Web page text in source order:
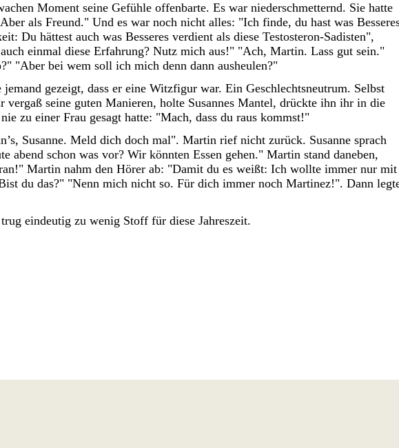
Moment seine Gefühle offenbarte. Es war niederschmetternd. Sie hatte
als Freund." Und es war noch nicht alles: "Ich finde, du hast was
Du hättest auch was Besseres verdient als diese Testosteron-Sadisten",
einmal diese Erfahrung? Nutz mich aus!" "Ach, Martin. Lass gut sein."
"Aber bei wem soll ich mich denn dann ausheulen?"
gezeigt, dass er eine Witzfigur war. Ein Geschlechtsneutrum. Selbst
vergaß seine guten Manieren, holte Susannes Mantel, drückte ihn ihr in die
zu einer Frau gesagt hatte: "Mach, dass du raus kommst!"
Susanne. Meld dich doch mal". Martin rief nicht zurück. Susanne sprach
abend schon was vor? Wir könnten Essen gehen." Martin stand daneben,
Martin nahm den Hörer ab: "Damit du es weißt: Ich wollte immer nur mit
du das?" "Nenn mich nicht so. Für dich immer noch Martinez!". Dann
eindeutig zu wenig Stoff für diese Jahreszeit.